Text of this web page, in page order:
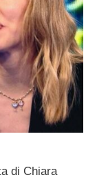
di Chiara